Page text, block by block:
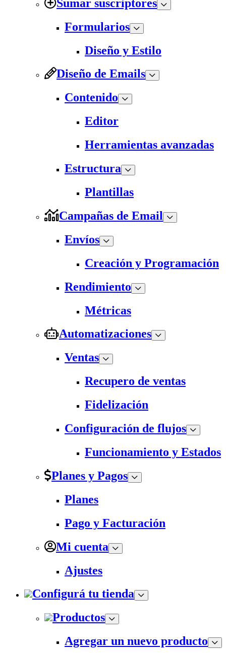
Sumar suscriptores
Formularios
Diseño y Estilo
Diseño de Emails
Contenido
Editor
Herramientas avanzadas
Estructura
Plantillas
Campañas de Email
Envíos
Creación y Programación
Rendimiento
Métricas
Automatizaciones
Ventas
Recupero de ventas
Fidelización
Configuración de flujos
Funcionamiento y Estados
Planes y Pagos
Planes
Pago y Facturación
Mi cuenta
Ajustes
Configurá tu tienda
Productos
Agregar un nuevo producto